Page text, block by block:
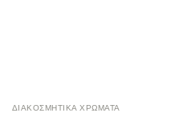
ΔΙΑΚΟΣΜΗΤΙΚΆ ΧΡΏΜΑΤΑ